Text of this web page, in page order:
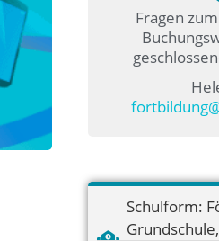
Fragen
Schulform:
Grundschule,